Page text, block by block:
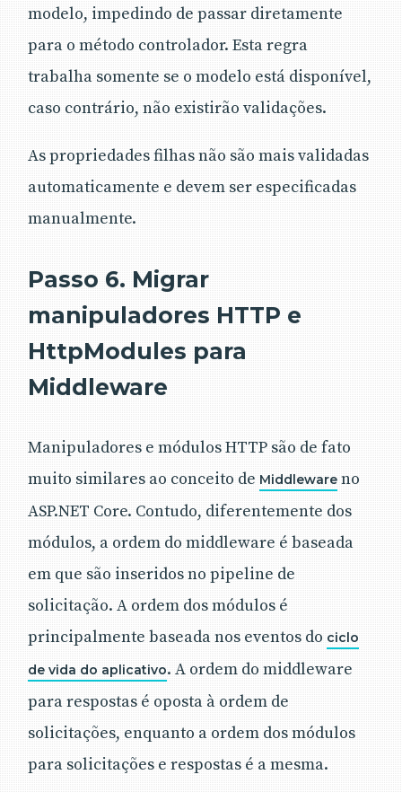
modelo, impedindo de passar diretamente
para o método controlador. Esta regra
trabalha somente se o modelo está disponível,
caso contrário, não existirão validações.
As propriedades filhas não são mais validadas
automaticamente e devem ser especificadas
manualmente.
Passo 6. Migrar
manipuladores HTTP e
HttpModules para
Middleware
Manipuladores e módulos HTTP são de fato
muito similares ao conceito de Middleware no
ASP.NET Core. Contudo, diferentemente dos
módulos, a ordem do middleware é baseada
em que são inseridos no pipeline de
solicitação. A ordem dos módulos é
principalmente baseada nos eventos do ciclo
de vida do aplicativo. A ordem do middleware
para respostas é oposta à ordem de
solicitações, enquanto a ordem dos módulos
para solicitações e respostas é a mesma.